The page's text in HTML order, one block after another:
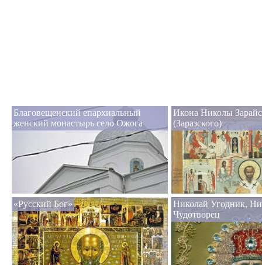
Благовещенский епархиальный
женский монастырь село Ожога
Икона Николы
(Заразского)
«Русский Бог»
Николай Угодник,
Чудотворец